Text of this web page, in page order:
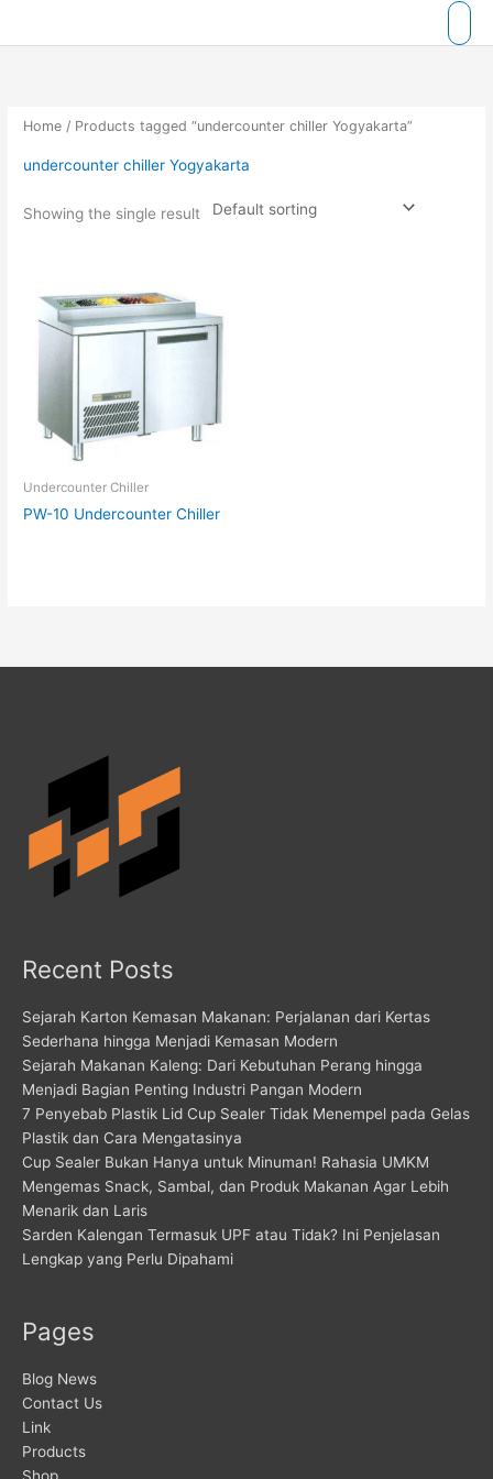
Home / Products tagged “undercounter chiller Yogyakarta”
undercounter chiller Yogyakarta
Showing the single result
Undercounter Chiller
PW-10 Undercounter Chiller
Recent Posts
Sejarah Karton Kemasan Makanan: Perjalanan dari Kertas
Sederhana hingga Menjadi Kemasan Modern
Sejarah Makanan Kaleng: Dari Kebutuhan Perang hingga
Menjadi Bagian Penting Industri Pangan Modern
7 Penyebab Plastik Lid Cup Sealer Tidak Menempel pada Gelas
Plastik dan Cara Mengatasinya
Cup Sealer Bukan Hanya untuk Minuman! Rahasia UMKM
Mengemas Snack, Sambal, dan Produk Makanan Agar Lebih
Menarik dan Laris
Sarden Kalengan Termasuk UPF atau Tidak? Ini Penjelasan
Lengkap yang Perlu Dipahami
Pages
Blog News
Contact Us
Link
Products
Shop